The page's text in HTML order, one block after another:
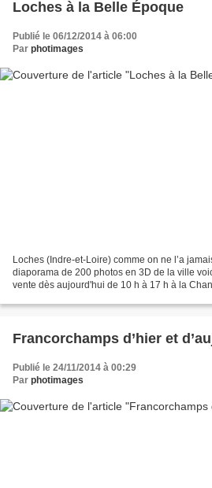
Loches à la Belle Époque
Publié le 06/12/2014 à 06:00
Par photimages
Loches (Indre-et-Loire) comme on ne l’a
diaporama de 200 photos en 3D de la ville
vente dès aujourd'hui de 10 h à 17 h à la
Francorchamps d’hier et
Publié le 24/11/2014 à 00:29
Par photimages